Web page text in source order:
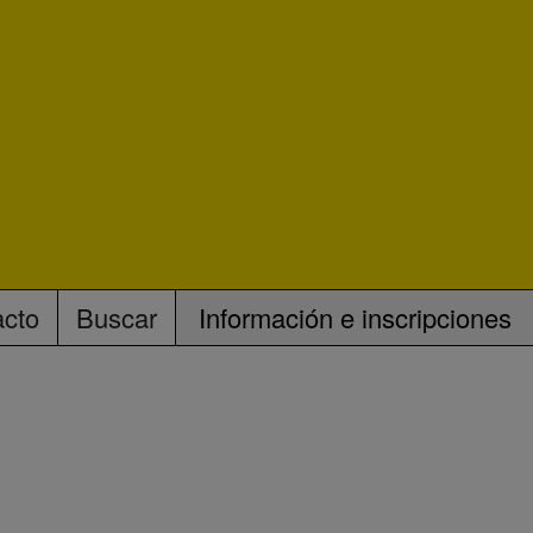
Buscar Información e inscripciones